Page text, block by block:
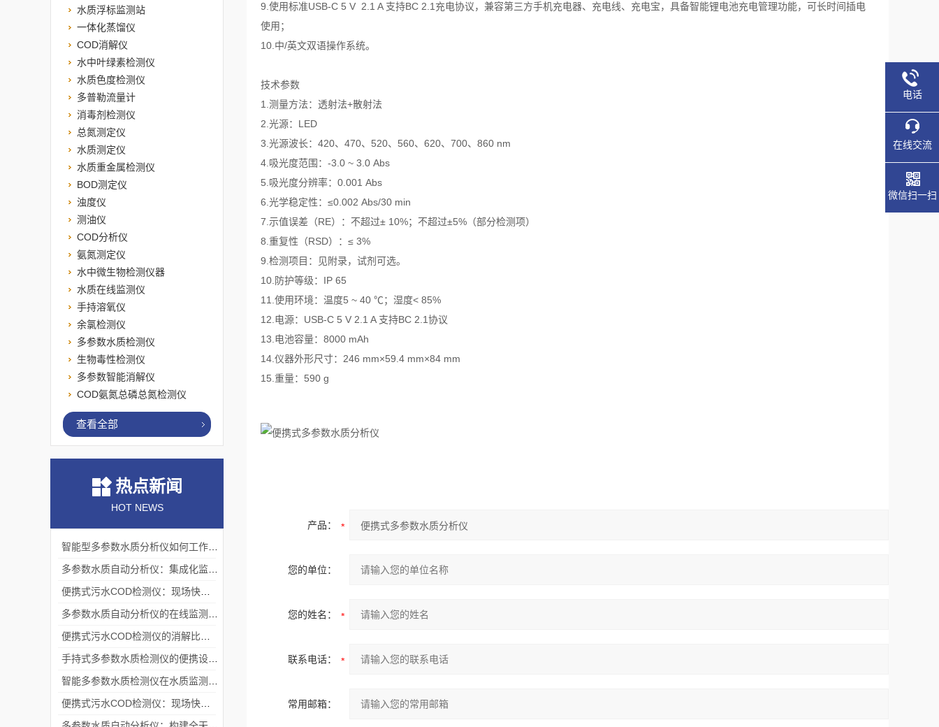
9.使用标准USB-C 5 V 2.1 A 支持BC 2.1充电协议，兼容第三方手机充电器、充电线、充电宝，具备智能锂电池充电管理功能，可长时间插电
使用；
10.中/英文双语操作系统。
技术参数
1.测量方法：透射法+散射法
2.光源：LED
3.光源波长：420、470、520、560、620、700、860 nm
4.吸光度范围：-3.0 ~ 3.0 Abs
5.吸光度分辨率：0.001 Abs
6.光学稳定性：≤0.002 Abs/30 min
7.示值误差（RE）：不超过± 10%；不超过±5%（部分检测项）
8.重复性（RSD）：≤ 3%
9.检测项目：见附录，试剂可选。
10.防护等级：IP 65
11.使用环境：温度5 ~ 40 ℃；湿度< 85%
12.电源：USB-C 5 V 2.1 A 支持BC 2.1协议
13.电池容量：8000 mAh
14.仪器外形尺寸：246 mm×59.4 mm×84 mm
15.重量：590 g
产品：
您的单位：
您的姓名：
联系电话：
常用邮箱：
水质浮标监测站
一体化蒸馏仪
COD消解仪
水中叶绿素检测仪
水质色度检测仪
多普勒流量计
消毒剂检测仪
总氮测定仪
水质测定仪
水质重金属检测仪
BOD测定仪
浊度仪
测油仪
COD分析仪
氨氮测定仪
水中微生物检测仪器
水质在线监测仪
手持溶氧仪
余氯检测仪
多参数水质检测仪
生物毒性检测仪
多参数智能消解仪
COD氨氮总磷总氮检测仪
查看全部
热点新闻
HOT NEWS
电话
在线交流
微信扫一扫